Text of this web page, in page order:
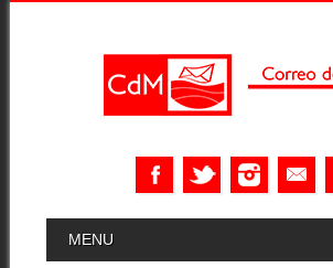
MAIN MENU
MENU